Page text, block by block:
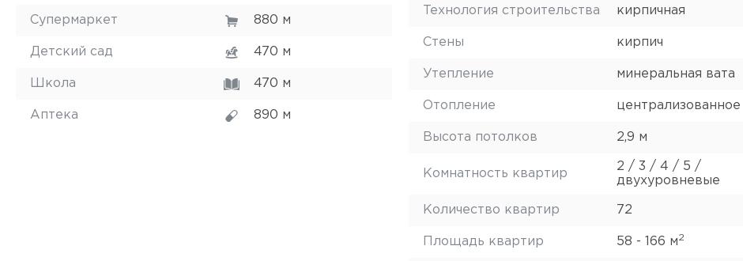
Супермаркет 880 м
Детский сад 470 м
Школа 470 м
Аптека 890 м
Технология строительства кирпичная
Стены кирпич
Утепление минеральная вата
Отопление централизованное
Высота потолков 2,9 м
Комнатность квартир
2 / 3 / 4 / 5 /
двухуровневые
Количество квартир 72
Площадь квартир 58 - 166 м2